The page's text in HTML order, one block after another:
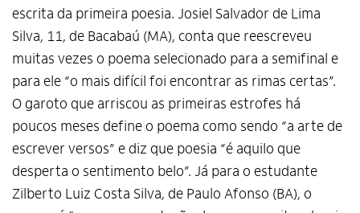
escrita da primeira poesia. Josiel Salvador de Lima
Silva, 11, de Bacabaú (MA), conta que reescreveu
muitas vezes o poema selecionado para a semifinal e
para ele “o mais difícil foi encontrar as rimas certas”.
O garoto que arriscou as primeiras estrofes há
poucos meses define o poema como sendo “a arte de
escrever versos” e diz que poesia “é aquilo que
desperta o sentimento belo”. Já para o estudante
Zilberto Luiz Costa Silva, de Paulo Afonso (BA), o